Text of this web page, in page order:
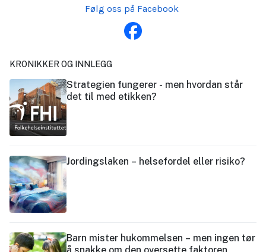
Følg oss på Facebook
KRONIKKER OG INNLEGG
Strategien fungerer - men hvordan står
det til med etikken?
Jordingslaken – helsefordel eller risiko?
Barn mister hukommelsen – men ingen tør
å snakke om den oversette faktoren